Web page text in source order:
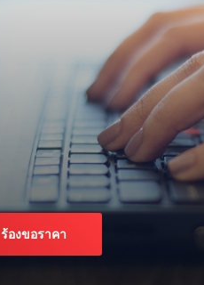
ร้องขอราคา